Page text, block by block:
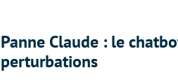
Panne Claude : le
perturbations